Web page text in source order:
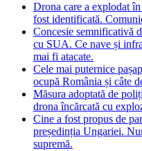
Drona care a explodat
fost identificată.
Concesie semnificativă
cu SUA. Ce nave și
mai fi atacate.
Cele mai puternice
ocupă România și câte
Măsura adoptată de
drona încărcată cu
Cine a fost propus de
președinția Ungariei.
supremă.